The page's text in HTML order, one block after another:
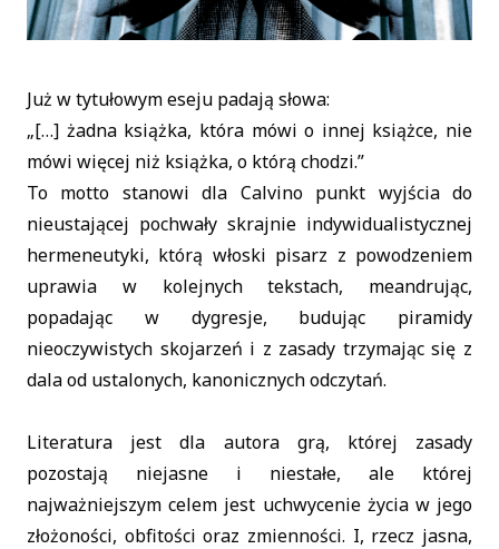
Już w tytułowym eseju padają słowa:
„[…] żadna książka, która mówi o innej książce, nie
mówi więcej niż książka, o którą chodzi.”
To motto stanowi dla Calvino punkt wyjścia do
nieustającej pochwały skrajnie indywidualistycznej
hermeneutyki, którą włoski pisarz z powodzeniem
uprawia w kolejnych tekstach, meandrując,
popadając w dygresje, budując piramidy
nieoczywistych skojarzeń i z zasady trzymając się z
dala od ustalonych, kanonicznych odczytań.
Literatura jest dla autora grą, której zasady
pozostają niejasne i niestałe, ale której
najważniejszym celem jest uchwycenie życia w jego
złożoności, obfitości oraz zmienności. I, rzecz jasna,